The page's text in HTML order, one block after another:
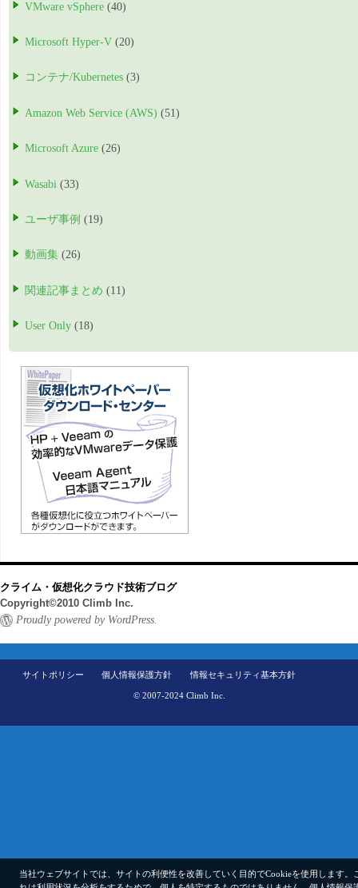
VMware vSphere (40)
Microsoft Hyper-V (20)
コンテナ/Kubernetes (3)
Amazon Web Service (AWS) (51)
Microsoft Azure (26)
Wasabi (33)
ユーザ事例 (19)
動画集 (26)
関連記事まとめ (11)
User Only (18)
クライム・仮想化クラウド技術ブログ
Copyright©2010 Climb Inc.
Proudly powered by WordPress.
サイトポリシー 個人情報保護方針 情報セキュリティ基本方針
© 2007-2024 Climb Inc.
当社ウェブサイトでは、サイトの利便性を改善していく目的でCookieを使用します。